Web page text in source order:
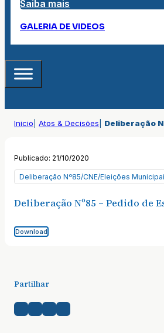
Saiba mais
GALERIA DE VIDEOS
Inicio Atos & Decisões Deliberação
Publicado: 21/10/2020
Deliberação Nº85/CNE/Eleições
Deliberação Nº85 – Pedido de
Download
Partilhar